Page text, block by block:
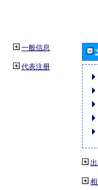
一般信息
代表注册